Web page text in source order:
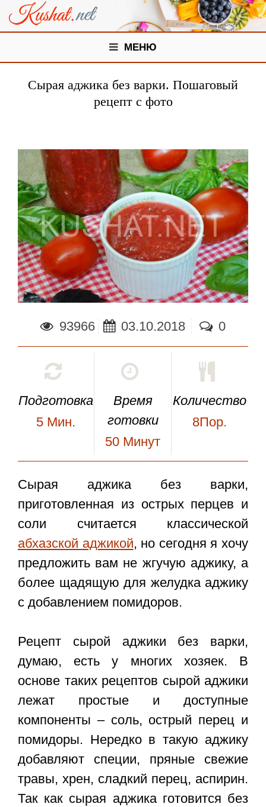
МЕНЮ
Сырая аджика без варки. Пошаговый
рецепт с фото
93966 03.10.2018 0
Подготовка
5 Мин.
Время
готовки
50 Минут
Количество
8Пор.
Сырая аджика без варки,
приготовленная из острых перцев и
соли считается классической
абхазской аджикой, но сегодня я хочу
предложить вам не жгучую аджику, а
более щадящую для желудка аджику
с добавлением помидоров.
Рецепт сырой аджики без варки,
думаю, есть у многих хозяек. В
основе таких рецептов сырой аджики
лежат простые и доступные
компоненты – соль, острый перец и
помидоры. Нередко в такую аджику
добавляют специи, пряные свежие
травы, хрен, сладкий перец, аспирин.
Так как сырая аджика готовится без